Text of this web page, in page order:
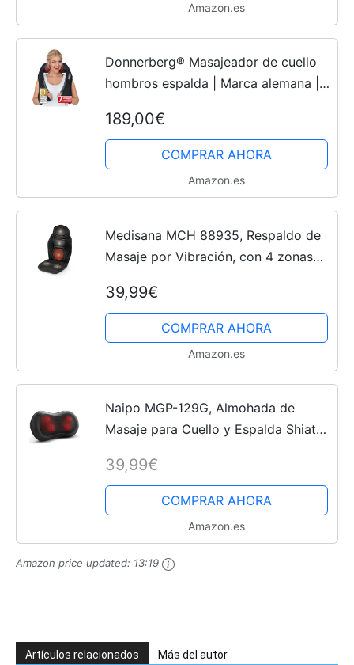
Amazon.es
Donnerberg® Masajeador de cuello
hombros espalda | Marca alemana |
las contracturas | calor para relajar
los músculos,...
189,00€
COMPRAR AHORA
Amazon.es
Medisana MCH 88935, Respaldo de
Masaje por Vibración, con 4 zonas
39,99€
COMPRAR AHORA
Amazon.es
Naipo MGP-129G, Almohada de
Masaje para Cuello y Espalda Shiatsu
Calor para Relajar Dolores
Musculares
39,99€
COMPRAR AHORA
Amazon.es
Amazon price updated: 13:19
Artículos relacionados Más del autor